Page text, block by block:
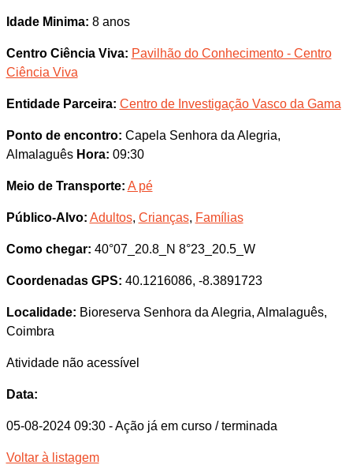
Idade Minima: 8 anos
Centro Ciência Viva: Pavilhão do Conhecimento - Centro
Ciência Viva
Entidade Parceira: Centro de Investigação Vasco da Gama
Ponto de encontro: Capela Senhora da Alegria,
Almalaguês Hora: 09:30
Meio de Transporte: A pé
Público-Alvo: Adultos, Crianças, Famílias
Como chegar: 40°07_20.8_N 8°23_20.5_W
Coordenadas GPS: 40.1216086, -8.3891723
Localidade: Bioreserva Senhora da Alegria, Almalaguês,
Coimbra
Atividade não acessível
Data:
05-08-2024 09:30 - Ação já em curso / terminada
Voltar à listagem